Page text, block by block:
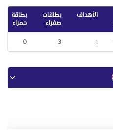
الأهداف
بطاقات
صفراء
بطاقة
حمراء
1
3
0